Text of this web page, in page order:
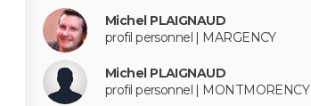
Michel PLAIGNAUD
profil personnel | MARGENCY
Michel PLAIGNAUD
profil personnel | MONTMORENCY